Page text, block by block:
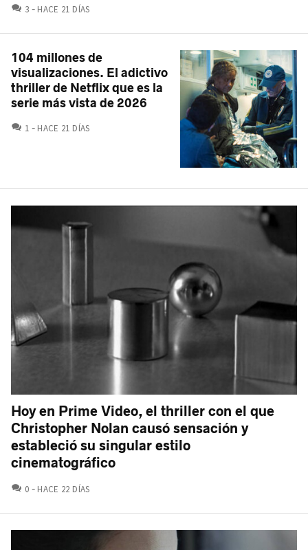
3 COMENTARIOS
HACE 21 DÍAS
104 millones de
visualizaciones. El adictivo
thriller de Netflix que es la
serie más vista de 2026
1 COMENTARIOS
HACE 21 DÍAS
Hoy en Prime Video, el thriller con el que
Christopher Nolan causó sensación y
estableció su singular estilo
cinematográfico
0 COMENTARIOS
HACE 22 DÍAS